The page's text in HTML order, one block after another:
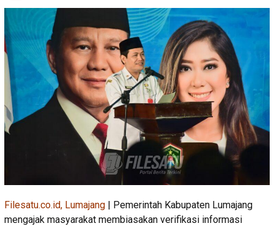
Filesatu.co.id, Lumajang | Pemerintah Kabupaten Lumajang
mengajak masyarakat membiasakan verifikasi informasi